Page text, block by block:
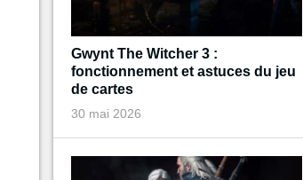
Gwynt The Witcher 3 :
fonctionnement et astuces du jeu
de cartes
30 mai 2026